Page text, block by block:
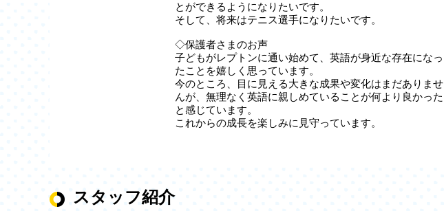
とができるようになりたいです。
そして、将来はテニス選手になりたいです。
◇保護者さまのお声
子どもがレプトンに通い始めて、英語が身近な存在になっ
たことを嬉しく思っています。
今のところ、目に見える大きな成果や変化はまだありませ
んが、無理なく英語に親しめていることが何より良かった
と感じています。
これからの成長を楽しみに見守っています。
スタッフ紹介